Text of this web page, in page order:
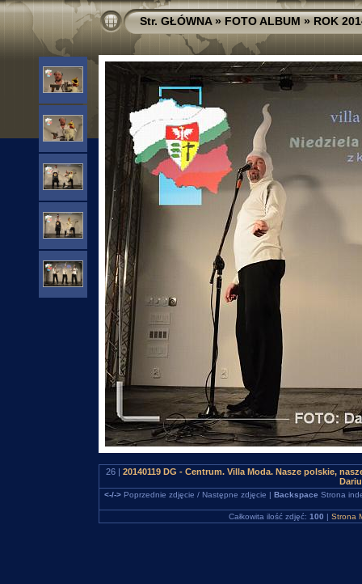
Str. GŁÓWNA»FOTO ALBUM»ROK
26 | 20140119 DG - Centrum. Villa Moda. Nasze polskie,
<-/->Poprzednie zdjęcie / Następne zdjęcie | Backspace Strona
Całkowita ilość zdjęć: 100 | Strona